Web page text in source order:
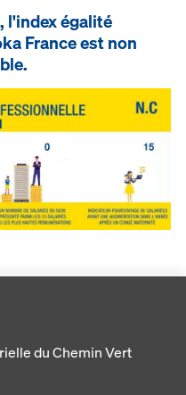
l'index égalité
France est non
du Chemin Vert